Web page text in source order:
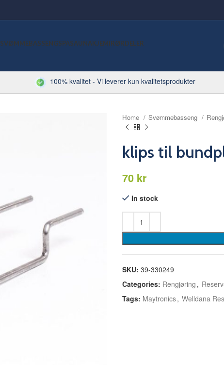
SVØMMEBASSENGSPASAUNAKJEMIRØRDELER
100% kvalitet - Vi leverer kun kvalitetsprodukter
Home Svømmebasseng
klips til
kr
In stock
SKU: 39-330249
Categories: Rengjøring ,
Tags: Maytronics, Welldana